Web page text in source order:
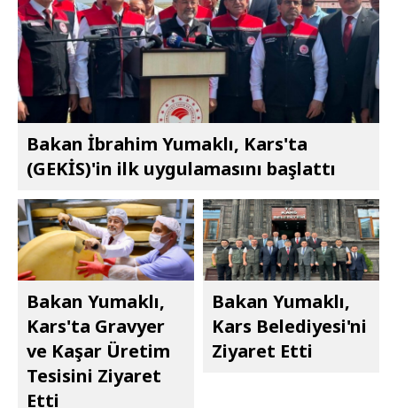
Bakan İbrahim Yumaklı, Kars'ta
(GEKİS)'in ilk uygulamasını başlattı
Bakan Yumaklı,
Kars'ta Gravyer
ve Kaşar Üretim
Tesisini Ziyaret
Etti
Bakan Yumaklı,
Kars Belediyesi'ni
Ziyaret Etti